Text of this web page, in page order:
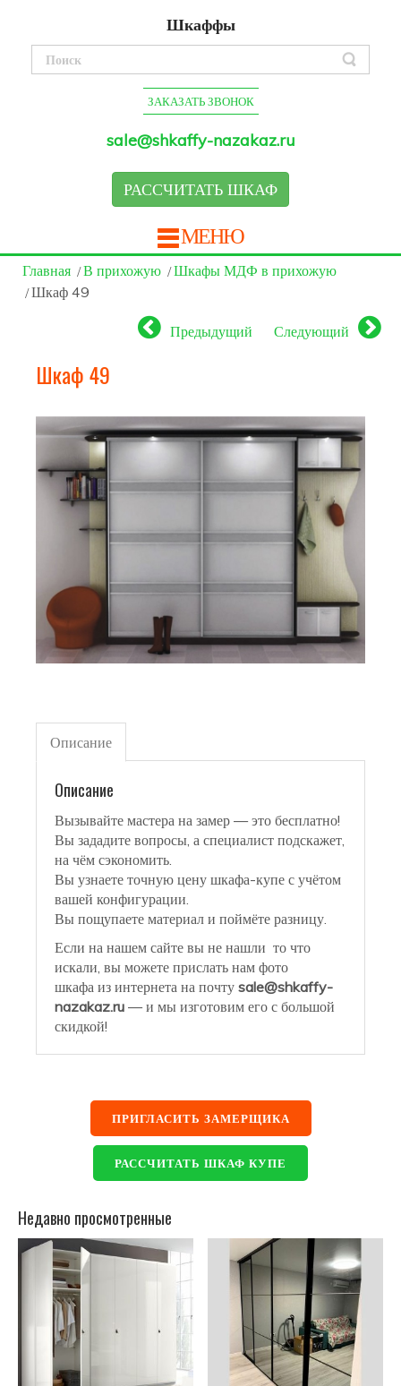
Шкаффы
ЗАКАЗАТЬ ЗВОНОК
sale@shkaffy-nazakaz.ru
РАССЧИТАТЬ ШКАФ
МЕНЮ
Главная В прихожую
Шкафы МДФ в прихожую
Шкаф 49
Предыдущий Следующий
Шкаф 49
Описание
Описание
Вызывайте мастера на замер — это бесплатно!
Вы зададите вопросы, а специалист подскажет,
на чём сэкономить.
Вы узнаете точную цену шкафа-купе с учётом
вашей конфигурации.
Вы пощупаете материал и поймёте разницу.
Если на нашем сайте вы не нашли то что
искали, вы можете прислать нам фото
шкафа из интернета на почту sale@shkaffy-
nazakaz.ru — и мы изготовим его с большой
скидкой!
ПРИГЛАСИТЬ ЗАМЕРЩИКА
РАССЧИТАТЬ ШКАФ КУПЕ
Недавно просмотренные